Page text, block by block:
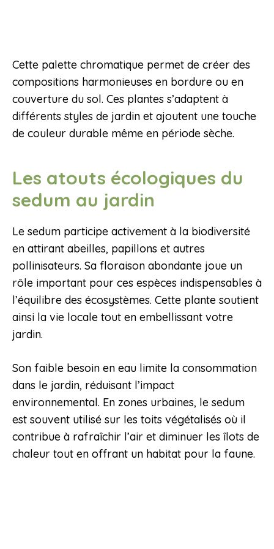
Cette palette chromatique permet de créer des
compositions harmonieuses en bordure ou en
couverture du sol. Ces plantes s’adaptent à
différents styles de jardin et ajoutent une touche
de couleur durable même en période sèche.
Les atouts écologiques du
sedum au jardin
Le sedum participe activement à la biodiversité
en attirant abeilles, papillons et autres
pollinisateurs. Sa floraison abondante joue un
rôle important pour ces espèces indispensables à
l’équilibre des écosystèmes. Cette plante soutient
ainsi la vie locale tout en embellissant votre
jardin.
Son faible besoin en eau limite la consommation
dans le jardin, réduisant l’impact
environnemental. En zones urbaines, le sedum
est souvent utilisé sur les toits végétalisés où il
contribue à rafraîchir l’air et diminuer les îlots de
chaleur tout en offrant un habitat pour la faune.